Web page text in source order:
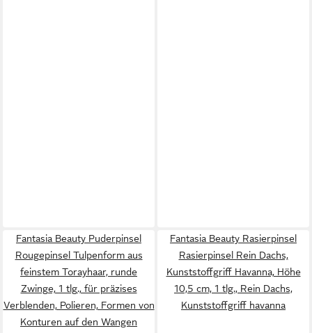
Fantasia Beauty Puderpinsel
Rougepinsel Tulpenform aus
feinstem Torayhaar, runde
Zwinge, 1 tlg., für präzises
Verblenden, Polieren, Formen von
Konturen auf den Wangen
Fantasia Beauty Rasierpinsel
Rasierpinsel Rein Dachs,
Kunststoffgriff Havanna, Höhe
10,5 cm, 1 tlg., Rein Dachs,
Kunststoffgriff havanna